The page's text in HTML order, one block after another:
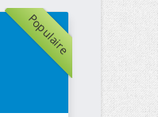
Populaire